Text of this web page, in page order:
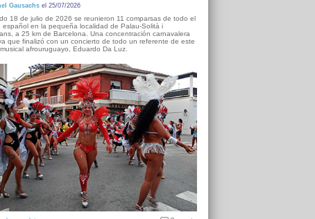
Gausachsel 25/07/2026
18 de julio de 2026 se reunieron 11 comparsas de todo el
español en la pequeña localidad de Palau-Solità i
a 25 km de Barcelona. Una concentración carnavalera
que finalizó con un concierto de todo un referente de este
afrouruguayo, Eduardo Da Luz.